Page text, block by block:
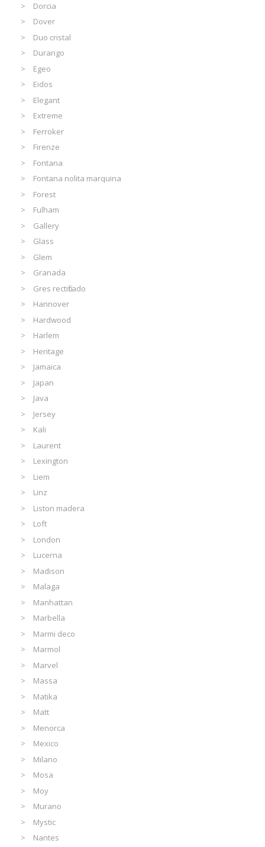
Dorcia
Dover
Duo cristal
Durango
Egeo
Eidos
Elegant
Extreme
Ferroker
Firenze
Fontana
Fontana nolita marquina
Forest
Fulham
Gallery
Glass
Glem
Granada
Gres rectificado
Hannover
Hardwood
Harlem
Heritage
Jamaica
Japan
Java
Jersey
Kali
Laurent
Lexington
Liem
Linz
Liston madera
Loft
London
Lucerna
Madison
Malaga
Manhattan
Marbella
Marmi deco
Marmol
Marvel
Massa
Matika
Matt
Menorca
Mexico
Milano
Mosa
Moy
Murano
Mystic
Nantes